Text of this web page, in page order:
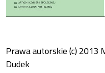
Prawa autorskie (c) 2013
Dudek